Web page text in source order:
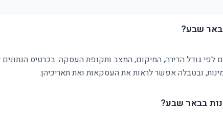
שבע?
לפי גודל הדירה, המיקום, המצב ותקופת העסקה. בכרטיס הנתונים
ובטבלה אפשר לראות את העסקאות ואת תאריכיהן.
בבאר שבע?